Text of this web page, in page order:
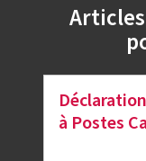
à Postes